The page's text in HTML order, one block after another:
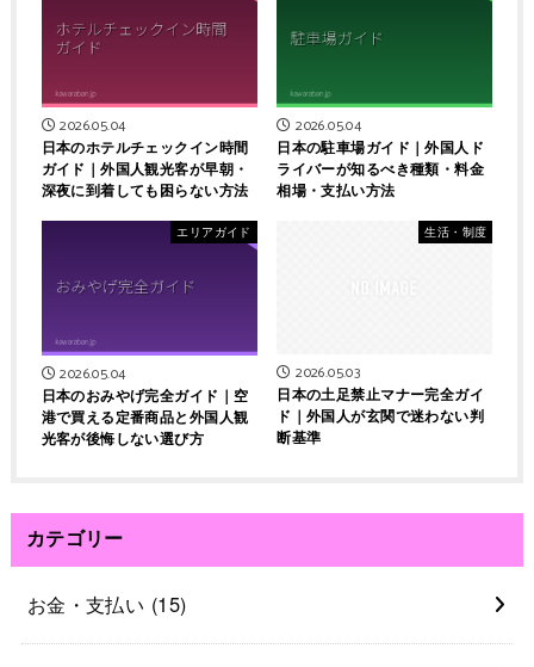
2026.05.04
日本のホテルチェックイン時間
ガイド｜外国人観光客が早朝・
深夜に到着しても困らない方法
2026.05.04
日本の駐車場ガイド｜外国人ド
ライバーが知るべき種類・料金
相場・支払い方法
エリアガイド
2026.05.04
日本のおみやげ完全ガイド｜空
港で買える定番商品と外国人観
光客が後悔しない選び方
生活・制度
2026.05.03
日本の土足禁止マナー完全ガイ
ド｜外国人が玄関で迷わない判
断基準
カテゴリー
お金・支払い (15)